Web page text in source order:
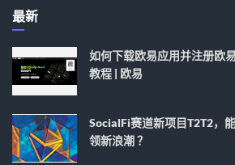
最新
如何下载欧易应用并注册欧
教程 | 欧易
SocialFi赛道新项目T2T2，
领新浪潮 ？